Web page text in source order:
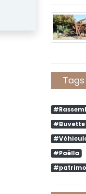
#Buvette
#Paëlla